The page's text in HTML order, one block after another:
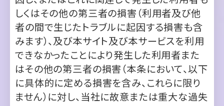
できなかったことにより発生した利用者また
はその他の第三者の損害（本条において、以下
に具体的に定める損害を含み、これらに限り
ません）に対し、当社に故意または重大な過失
がある場合を除き、いかなる責任も負わない
ものとし、損害賠償義務も一切負わないもの
とします。